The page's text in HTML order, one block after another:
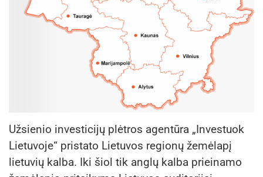
Užsienio investicijų plėtros agentūra „Investuok
Lietuvoje“ pristato Lietuvos regionų žemėlapį
lietuvių kalba. Iki šiol tik anglų kalba prieinamo